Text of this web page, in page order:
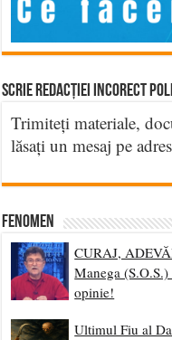
Scrie Redacției Incorect
Trimiteți materiale,
lăsați un mesaj pe
Fenomen
CURAJ,
Manega
opinie!
Ultimul Fiu al